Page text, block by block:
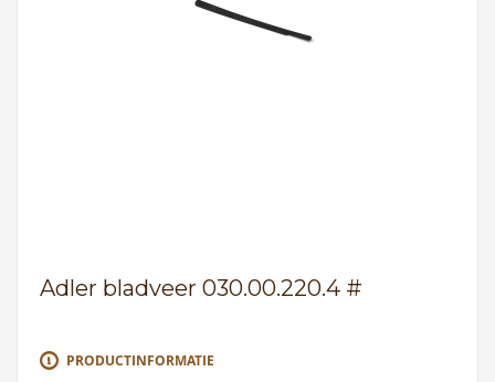
Adler bladveer 030.00.220.4 #
PRODUCTINFORMATIE